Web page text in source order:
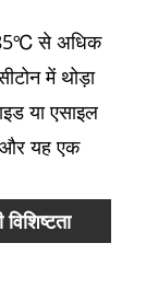
से अधिक
में थोड़ा
या एसाइल
और यह एक